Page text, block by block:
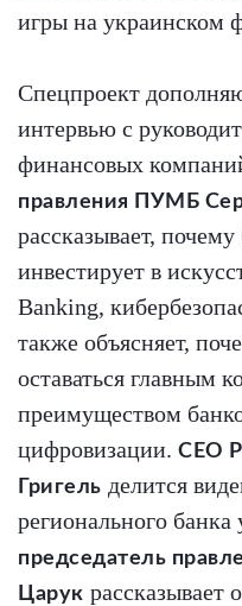
игры на украинском
Спецпроект
интервью с
финансовых
правления ПУМБ
рассказывает,
инвестирует в
Banking,
также объясняет,
оставаться главным
преимуществом
цифровизации. СЕО
Григель делится
регионального банка
председатель
Царук рассказывает